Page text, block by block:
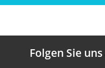
Folgen Sie